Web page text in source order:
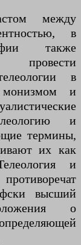
между
в
также
провести
в
и
и
термины,
их как
и
высший
о